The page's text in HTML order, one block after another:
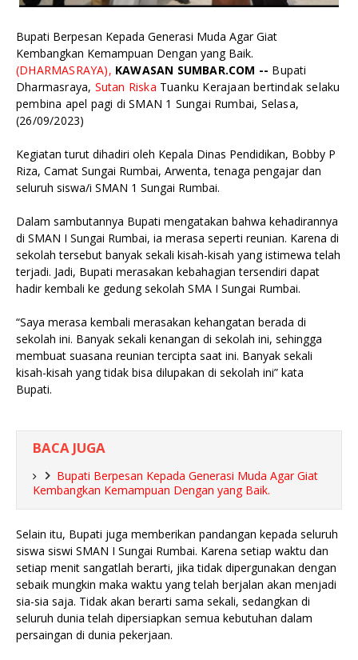
Bupati Berpesan Kepada Generasi Muda Agar Giat
Kembangkan Kemampuan Dengan yang Baik.
(DHARMASRAYA), KAWASAN SUMBAR.COM -- Bupati
Dharmasraya, Sutan Riska Tuanku Kerajaan bertindak selaku
pembina apel pagi di SMAN 1 Sungai Rumbai, Selasa,
(26/09/2023)
Kegiatan turut dihadiri oleh Kepala Dinas Pendidikan, Bobby P
Riza, Camat Sungai Rumbai, Arwenta, tenaga pengajar dan
seluruh siswa/i SMAN 1 Sungai Rumbai.
Dalam sambutannya Bupati mengatakan bahwa kehadirannya
di SMAN I Sungai Rumbai, ia merasa seperti reunian. Karena di
sekolah tersebut banyak sekali kisah-kisah yang istimewa telah
terjadi. Jadi, Bupati merasakan kebahagian tersendiri dapat
hadir kembali ke gedung sekolah SMA I Sungai Rumbai.
“Saya merasa kembali merasakan kehangatan berada di
sekolah ini. Banyak sekali kenangan di sekolah ini, sehingga
membuat suasana reunian tercipta saat ini. Banyak sekali
kisah-kisah yang tidak bisa dilupakan di sekolah ini” kata
Bupati.
BACA JUGA
Bupati Berpesan Kepada Generasi Muda Agar Giat
Kembangkan Kemampuan Dengan yang Baik.
Selain itu, Bupati juga memberikan pandangan kepada seluruh
siswa siswi SMAN I Sungai Rumbai. Karena setiap waktu dan
setiap menit sangatlah berarti, jika tidak dipergunakan dengan
sebaik mungkin maka waktu yang telah berjalan akan menjadi
sia-sia saja. Tidak akan berarti sama sekali, sedangkan di
seluruh dunia telah dipersiapkan semua kebutuhan dalam
persaingan di dunia pekerjaan.